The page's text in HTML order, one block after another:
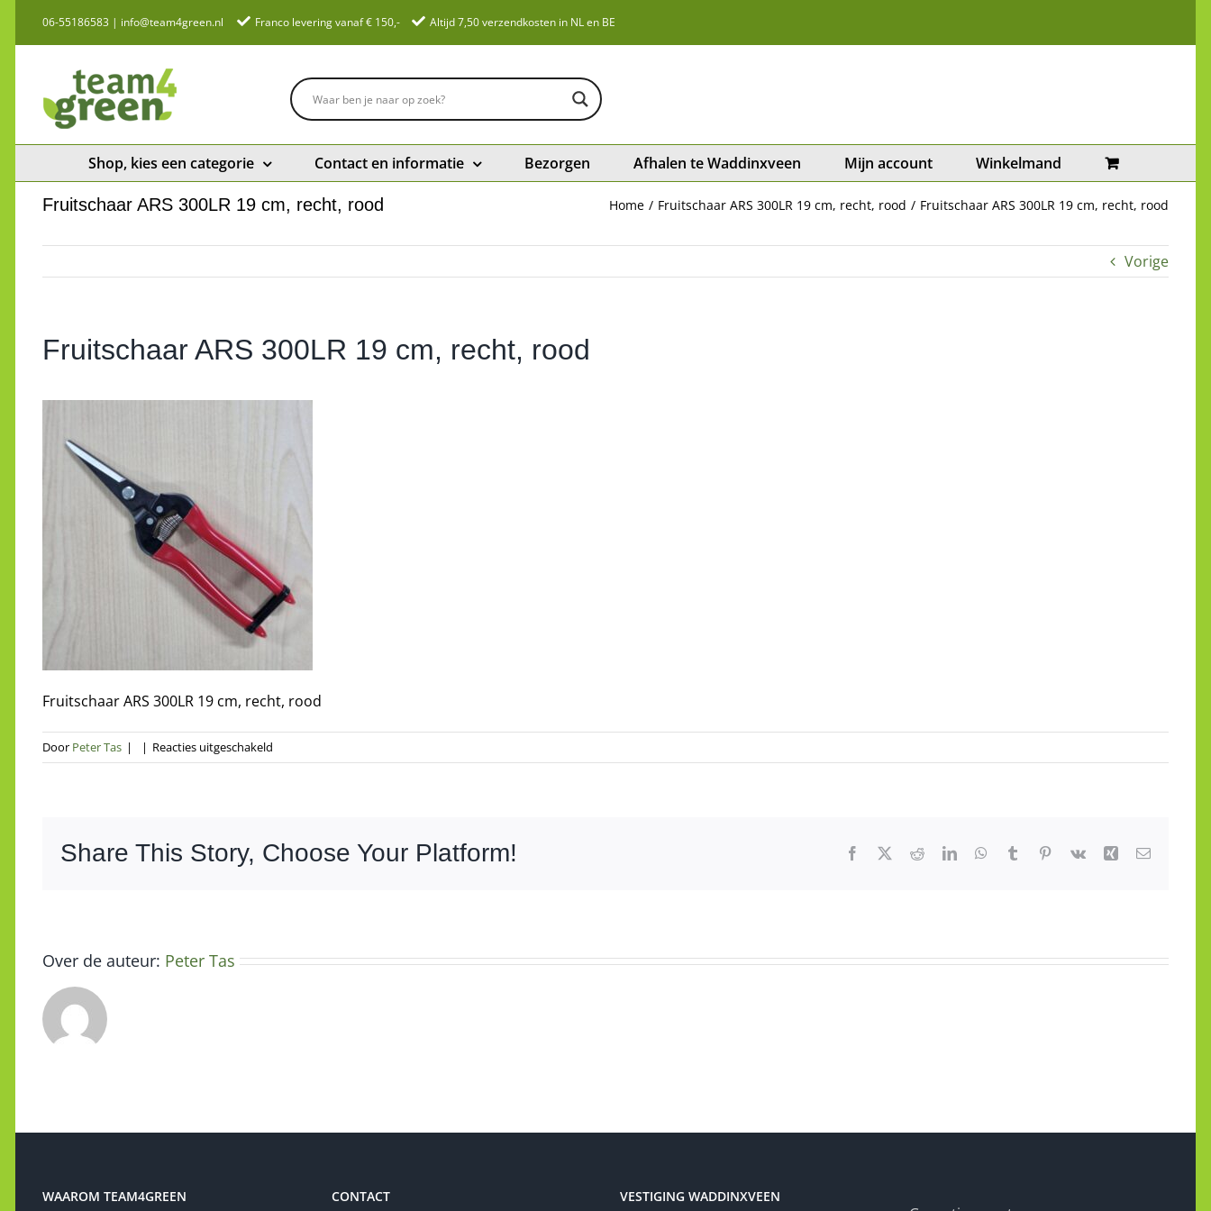
06-55186583 | info@team4green.nl Franco levering vanaf € 150,- Altijd 7,50 verzendkosten in NL en BE
Shop, kies een categorie Contact en informatie Bezorgen Afhalen te Waddinxveen Mijn account Winkelmand
Fruitschaar ARS 300LR 19 cm, recht, rood Home Fruitschaar ARS 300LR 19 cm, recht, rood Fruitschaar ARS 300LR 19 cm, recht, rood
Vorige
Fruitschaar ARS 300LR 19 cm, recht, rood
Fruitschaar ARS 300LR 19 cm, recht, rood
Door Peter Tas | | Reacties uitgeschakeld
Fruitschaar
cm,
Share This Story, Choose Your Platform! Facebook RedditLinkedInWhatsApp
Tumblr Pinterest
Vk Xing E-
Over de auteur: Peter Tas
WAAROM TEAM4GREEN CONTACT VESTIGING WADDINXVEEN